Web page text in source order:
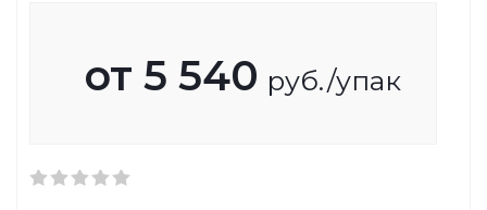
от 5 540 руб./упак